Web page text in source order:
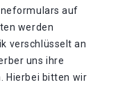
auf
werden
verschlüsselt an
uns ihre
Hierbei bitten wir